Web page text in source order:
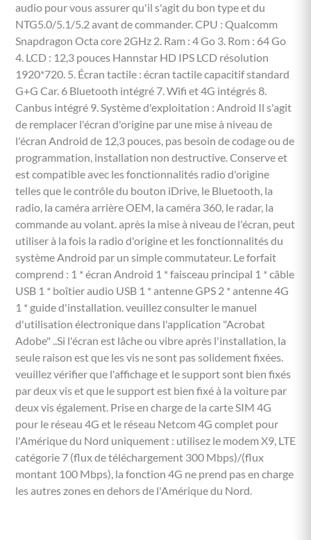
audio pour vous assurer qu'il s'agit du bon type et du
NTG5.0/5.1/5.2 avant de commander. CPU : Qualcomm
Snapdragon Octa core 2GHz 2. Ram : 4 Go 3. Rom : 64 Go
4. LCD : 12,3 pouces Hannstar HD IPS LCD résolution
1920*720. 5. Écran tactile : écran tactile capacitif standard
G+G Car. 6 Bluetooth intégré 7. Wifi et 4G intégrés 8.
Canbus intégré 9. Système d'exploitation : Android Il s'agit
de remplacer l'écran d'origine par une mise à niveau de
l'écran Android de 12,3 pouces, pas besoin de codage ou de
programmation, installation non destructive. Conserve et
est compatible avec les fonctionnalités radio d'origine
telles que le contrôle du bouton iDrive, le Bluetooth, la
radio, la caméra arrière OEM, la caméra 360, le radar, la
commande au volant. après la mise à niveau de l'écran, peut
utiliser à la fois la radio d'origine et les fonctionnalités du
système Android par un simple commutateur. Le forfait
comprend : 1 * écran Android 1 * faisceau principal 1 * câble
USB 1 * boîtier audio USB 1 * antenne GPS 2 * antenne 4G
1 * guide d'installation. veuillez consulter le manuel
d'utilisation électronique dans l'application "Acrobat
Adobe" ..Si l'écran est lâche ou vibre après l'installation, la
seule raison est que les vis ne sont pas solidement fixées.
veuillez vérifier que l'affichage et le support sont bien fixés
par deux vis et que le support est bien fixé à la voiture par
deux vis également. Prise en charge de la carte SIM 4G
pour le réseau 4G et le réseau Netcom 4G complet pour
l'Amérique du Nord uniquement : utilisez le modem X9, LTE
catégorie 7 (flux de téléchargement 300 Mbps)/(flux
montant 100 Mbps), la fonction 4G ne prend pas en charge
les autres zones en dehors de l'Amérique du Nord.